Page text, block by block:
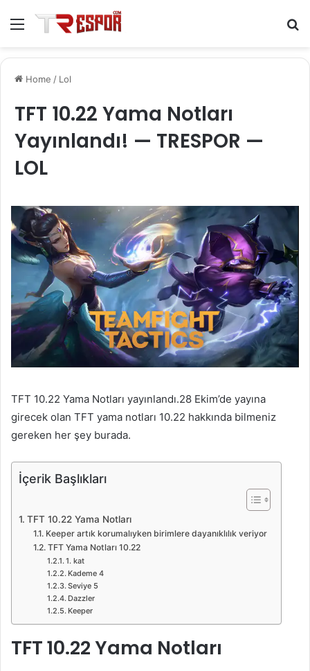
Home / Lol
TFT 10.22 Yama Notları
Yayınlandı! — TRESPOR —
LOL
TFT 10.22 Yama Notları yayınlandı.28 Ekim’de yayına
girecek olan TFT yama notları 10.22 hakkında bilmeniz
gereken her şey burada.
İçerik Başlıkları
TFT 10.22 Yama Notları
Keeper artık korumalıyken birimlere dayanıklılık veriyor
TFT Yama Notları 10.22
1. kat
Kademe 4
Seviye 5
Dazzler
Keeper
TFT 10.22 Yama Notları